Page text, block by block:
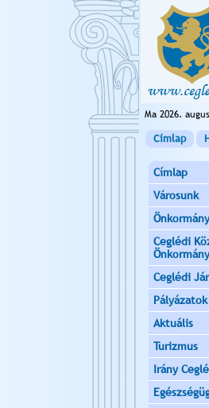
Ma 2026.
Címlap
Címlap
Városunk
Ceglédi
Ceglédi
Pályázatok
Aktuális
Turizmus
Irány